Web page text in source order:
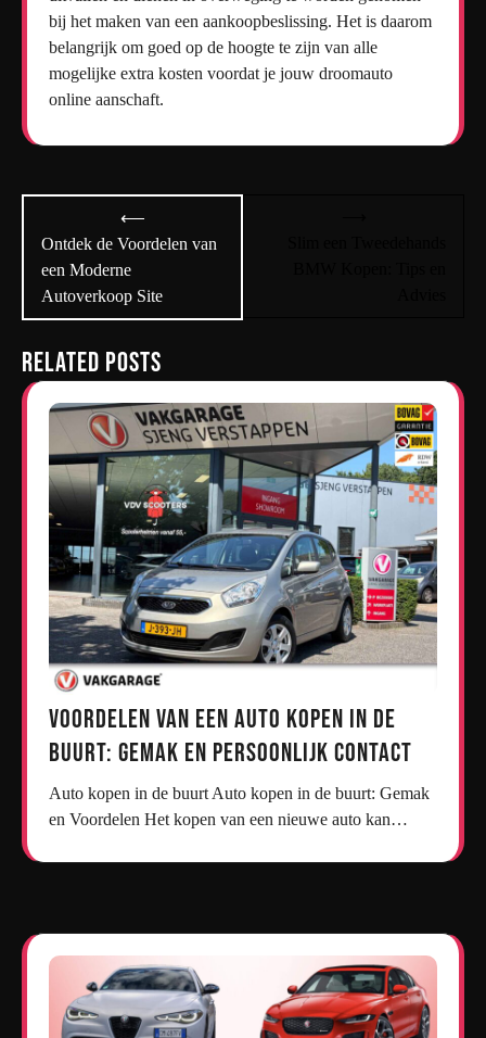
bij het maken van een aankoopbeslissing. Het is daarom
belangrijk om goed op de hoogte te zijn van alle
mogelijke extra kosten voordat je jouw droomauto
online aanschaft.
navigatie
⟵
Ontdek de Voordelen van
een Moderne
Autoverkoop Site
Related Posts
Voordelen van een Auto Kopen in de
Buurt: Gemak en Persoonlijk Contact
Auto kopen in de buurt Auto kopen in de buurt: Gemak
en Voordelen Het kopen van een nieuwe auto kan…